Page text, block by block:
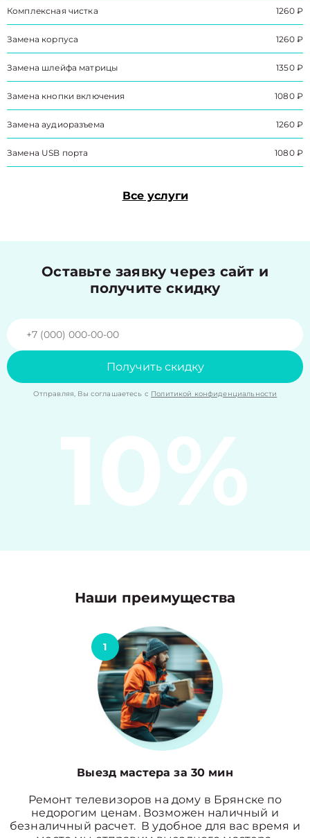
Комплексная чистка 1260 ₽
Замена корпуса 1260 ₽
Замена шлейфа матрицы 1350 ₽
Замена кнопки включения 1080 ₽
Замена аудиоразъема 1260 ₽
Замена USB порта 1080 ₽
Все услуги
Оставьте заявку через сайт и
получите скидку
Получить скидку
Отправляя, Вы соглашаетесь с Политикой конфиденциальности
10%
Наши преимущества
1
Выезд мастера за 30 мин
Ремонт телевизоров на дому в Брянске по
недорогим ценам. Возможен наличный и
безналичный расчет. В удобное для вас время и